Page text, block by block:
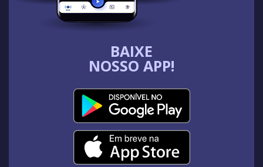
BAIXE
NOSSO APP!